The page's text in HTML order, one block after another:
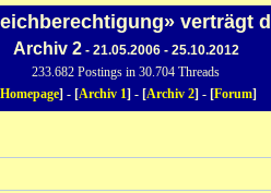
verträgt
Archiv 2- 21.05.2006 - 25.10.2012
233.682 Postings in 30.704 Threads
Homepage] - [Archiv 1] - [Archiv 2] - [Forum]